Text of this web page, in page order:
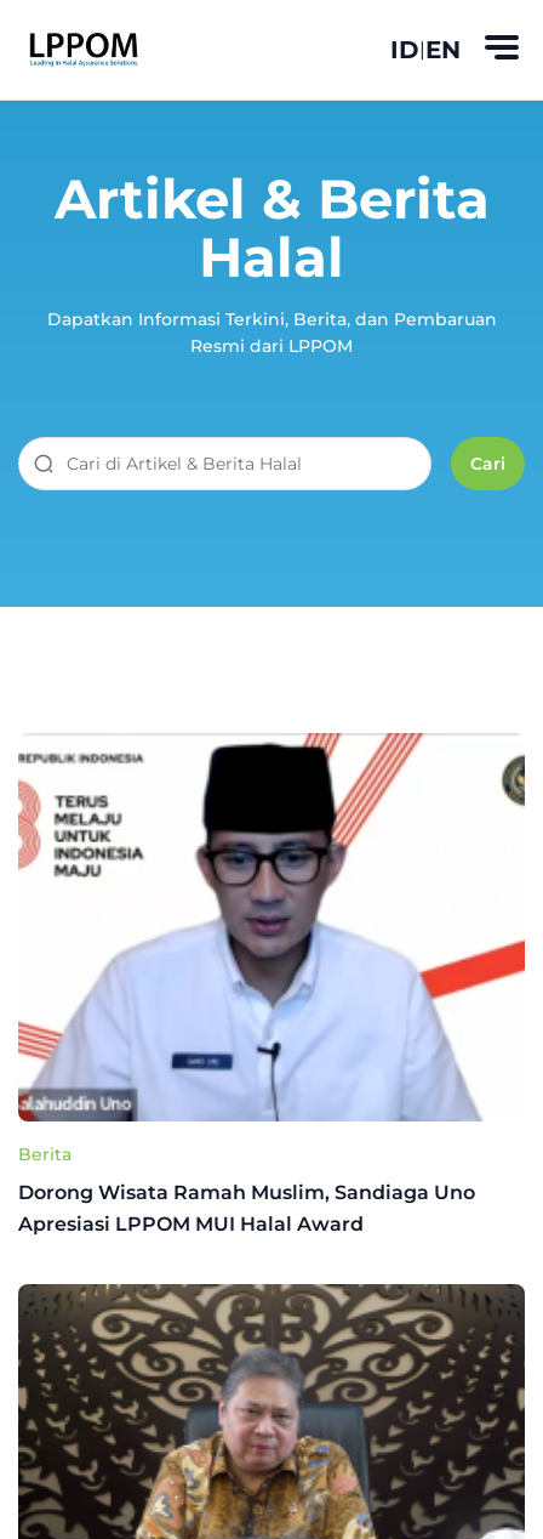
ID|EN
Artikel & Berita
Halal
Dapatkan Informasi Terkini, Berita, dan Pembaruan
Resmi dari LPPOM
Cari
Berita
Dorong Wisata Ramah Muslim, Sandiaga Uno
Apresiasi LPPOM MUI Halal Award